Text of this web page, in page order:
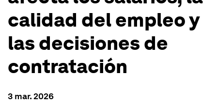
calidad del empleo y
las decisiones de
contratación
3 mar. 2026